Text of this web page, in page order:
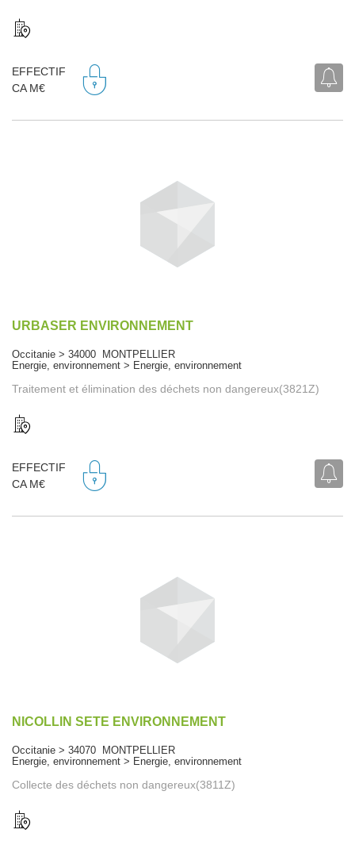
EFFECTIF
CA M€
URBASER ENVIRONNEMENT
Occitanie > 34000 MONTPELLIER
Energie, environnement > Energie, environnement
Traitement et élimination des déchets non dangereux(3821Z)
EFFECTIF
CA M€
NICOLLIN SETE ENVIRONNEMENT
Occitanie > 34070 MONTPELLIER
Energie, environnement > Energie, environnement
Collecte des déchets non dangereux(3811Z)